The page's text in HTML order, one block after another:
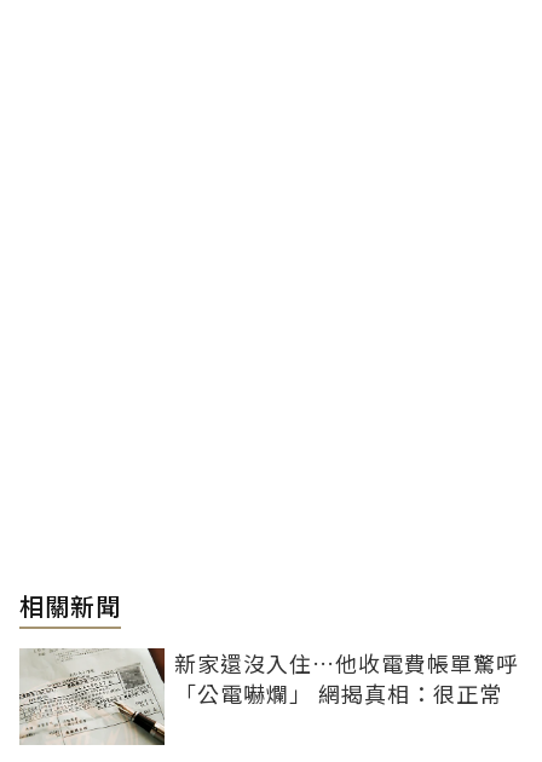
相關新聞
新家還沒入住…他收電費帳單驚呼
「公電嚇爛」 網揭真相：很正常